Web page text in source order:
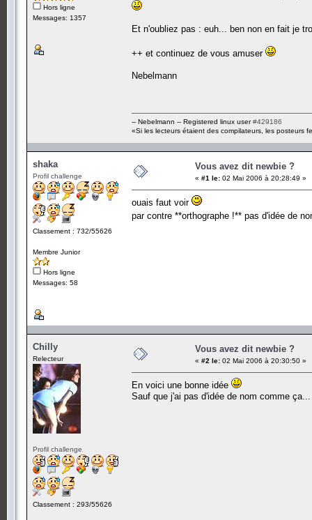
Hors ligne
Messages: 1357
Et n'oubliez pas : euh... ben non en fait je
++ et continuez de vous amuser
Nebelmann
-- Nebelmann -- Registered linux user#429186
«Si les lecteurs étaient des compilateurs, les posteurs
shaka
Profil challenge
Classement : 732/55626
Membre Junior
Hors ligne
Messages: 58
Vous avez dit newbie ?
« #1 le: 02 Mai 2006 à 20:28:49 »
ouais faut voir
par contre **orthographe !** pas d'idée de
Chilly
Relecteur
Profil challenge
Classement : 293/55626
Vous avez dit newbie ?
« #2 le: 02 Mai 2006 à 20:30:50 »
En voici une bonne idée
Sauf que j'ai pas d'idée de nom comme ça...